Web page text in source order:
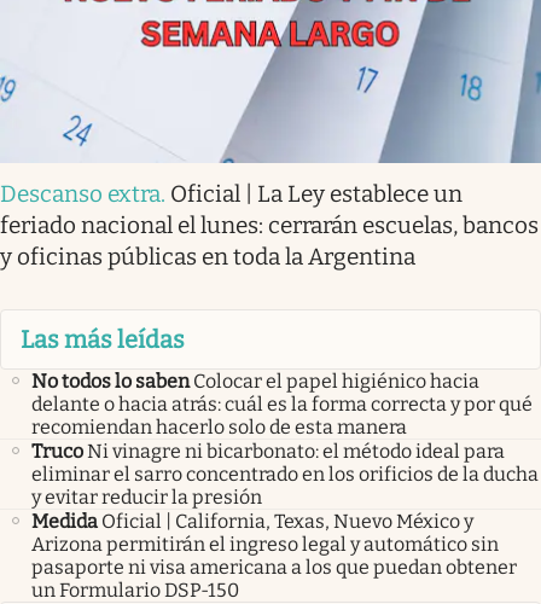
Descanso extra. Oficial | La Ley establece un
feriado nacional el lunes: cerrarán escuelas, bancos
y oficinas públicas en toda la Argentina
Las más leídas
No todos lo saben Colocar el papel higiénico hacia
delante o hacia atrás: cuál es la forma correcta y por qué
recomiendan hacerlo solo de esta manera
TrucoNi vinagre ni bicarbonato: el método ideal para
eliminar el sarro concentrado en los orificios de la ducha
y evitar reducir la presión
Medida Oficial | California, Texas, Nuevo México y
Arizona permitirán el ingreso legal y automático sin
pasaporte ni visa americana a los que puedan obtener
un Formulario DSP-150